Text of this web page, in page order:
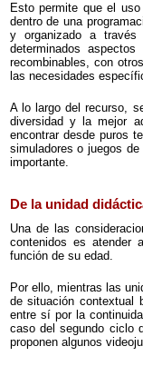
Esto permite que el
dentro de una
y organizado a
determinados
recombinables, con
las necesidades
A lo largo del recurso,
diversidad y la mejor
encontrar desde puros
simuladores o juegos
importante.
De la unidad
Una de las
contenidos es atender
función de su edad.
Por ello, mientras las
de situación contextual
entre sí por la
caso del segundo ciclo
proponen algunos